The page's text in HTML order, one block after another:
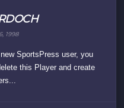
1998
SportsPress user, you
this Player and create